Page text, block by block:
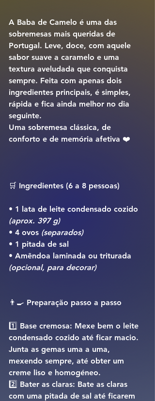
A Baba de Camelo é uma das
sobremesas mais queridas de
Portugal. Leve, doce, com aquele
sabor suave a caramelo e uma
textura aveludada que conquista
sempre. Feita com apenas dois
ingredientes principais, é simples,
rápida e fica ainda melhor no dia
seguinte.
Uma sobremesa clássica, de
conforto e de memória afetiva ❤️
🛒 Ingredientes (6 a 8 pessoas)
• 1 lata de leite condensado cozido
(aprox. 397 g)
• 4 ovos (separados)
• 1 pitada de sal
• Amêndoa laminada ou triturada
(opcional, para decorar)
👨‍🍳 Preparação passo a passo
1️⃣ Base cremosa: Mexe bem o leite
condensado cozido até ficar macio.
Junta as gemas uma a uma,
mexendo sempre, até obter um
creme liso e homogéneo.
2️⃣ Bater as claras: Bate as claras
com uma pitada de sal até ficarem